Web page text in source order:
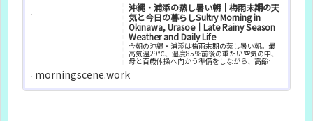
沖縄・浦添の蒸し暑い朝｜梅雨末期の天
気と今日の暮らしSultry Morning in
Okinawa, Urasoe｜Late Rainy Season
Weather and Daily Life
今朝の沖縄・浦添は梅雨末期の蒸し暑い朝。最
高気温29℃、湿度85％前後の重たい空気の中、
母と百歳体操へ向かう準備をしながら、高齢者
の夏の暑さ対策や日々の暮らしの工夫を記録し
ています。
morningscene.work